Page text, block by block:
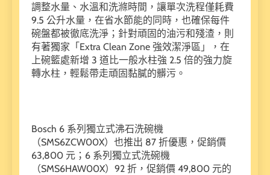
調整水量、水溫和洗滌時間，讓單次洗程僅耗費
9.5 公升水量，在省水節能的同時，也確保每件
碗盤都被徹底洗淨；針對頑固的油污和殘渣，則
有著獨家「Extra Clean Zone 強效潔淨區」，在
上碗籃處新增 3 道比一般水柱強 2.5 倍的強力旋
轉水柱，輕鬆帶走頑固黏膩的髒污。
Bosch 6 系列獨立式沸石洗碗機
（SMS6ZCW00X）也推出 87 折優惠，促銷價
63,800 元；6 系列獨立式洗碗機
（SMS6HAW00X）92 折，促銷價 49,800 元的